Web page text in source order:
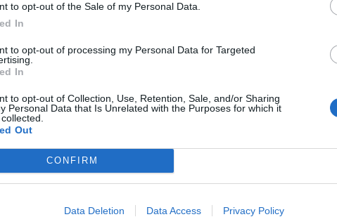
to opt-out of the Sale of my Personal Data.
In
to opt-out of processing my Personal Data for Targeted
In
to opt-out of Collection, Use, Retention, Sale, and/or Sharing
Personal Data that Is Unrelated with the Purposes for which it
Out
CONFIRM
Data Deletion Data Access Privacy Policy
de viajes a Punta Cana o Dublín,